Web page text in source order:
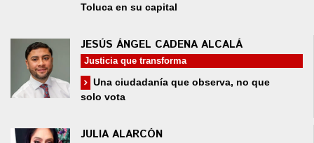
Toluca en su capital
JESÚS ÁNGEL CADENA ALCALÁ
Justicia que transforma
Una ciudadanía que observa, no que
solo vota
JULIA ALARCÓN